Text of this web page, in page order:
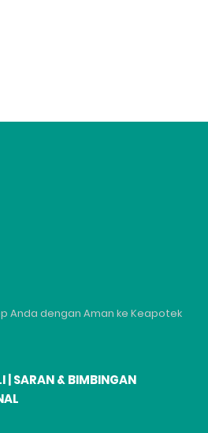
Anda dengan Aman ke Keapotek
| SARAN & BIMBINGAN